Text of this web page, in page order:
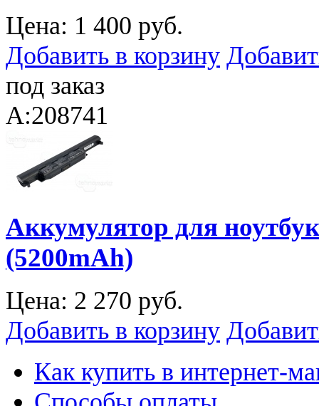
Цена: 1 400 руб.
Добавить в корзину
под заказ
A:208741
Аккумулятор для
(5200mAh)
Цена: 2 270 руб.
Добавить в корзину
Как купить в интернет-